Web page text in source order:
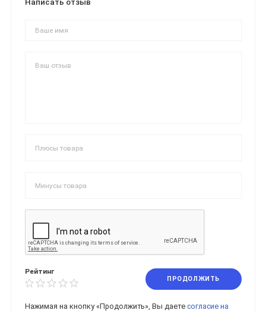
Написать отзыв
Рейтинг
ПРОДОЛЖИТЬ
Нажимая на кнопку «Продолжить», Вы даете согласие на